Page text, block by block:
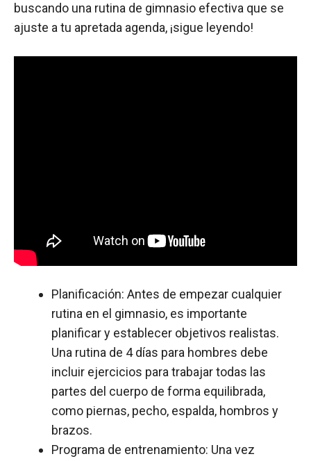
buscando una rutina de gimnasio efectiva que se
ajuste a tu apretada agenda, ¡sigue leyendo!
Planificación: Antes de empezar cualquier
rutina en el gimnasio, es importante
planificar y establecer objetivos realistas.
Una rutina de 4 días para hombres debe
incluir ejercicios para trabajar todas las
partes del cuerpo de forma equilibrada,
como piernas, pecho, espalda, hombros y
brazos.
Programa de entrenamiento: Una vez